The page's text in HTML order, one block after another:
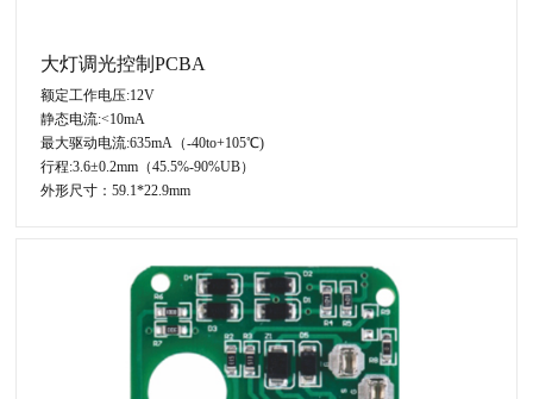
大灯调光控制PCBA
额定工作电压:12V
静态电流:<10mA
最大驱动电流:635mA（-40to+105℃)
行程:3.6±0.2mm（45.5%-90%UB）
外形尺寸：59.1*22.9mm